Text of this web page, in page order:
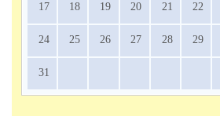
17 18 19 20 21 22
24 25 26 27 28 29
31